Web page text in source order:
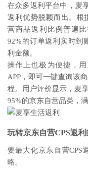
在众多返利平台中，麦
返利优势脱颖而出。根
营商品返利比例普遍
92%的订单返利实时到
利金额。
操作上也极为便捷，
APP，即可一键查询该
程。用户评价显示，麦
95%的京东自营品类，
玩转京东自营CPS返
要最大化京东自营CPS
略。